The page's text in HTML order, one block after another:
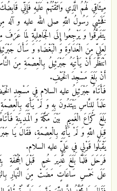
مِيثَاقِي لَهُمُ الَّذِي وَاثَقْتُهُمْ عَلَيْهِ فَإِنِّي
فَخَشِيَ رَسُولُ اللَّهِ صلى الله عليه و
يَتَفَرَّقُوا وَ يَرْجِعُوا إِلَى الْجَاهِلِيَّةِ لِمَا
لِعَلِيٍّ مِنَ الْعَدَاوَةِ وَ الْبَغْضَاءِ وَ سَأَلَ
انْتَظَرَ أَنْ يَأْتِيَهُ جَبْرَئِيلُ بِالْعِصْمَةِ مِنَ
أَنْ بَلَغَ مَسْجِدَ الْخَيْفِ‏.
فَأَتَاهُ جَبْرَئِيلُ عليه السلام فِي مَسْجِدِ
عَلَماً لِلنَّاسِ يَهْتَدُونَ بِهِ وَ لَمْ يَأْتِهِ
بَلَغَ كُرَاعَ الْغَمِيمِ‏ بَيْنَ مَكَّةَ وَ الْمَدِينَةِ
قِبَلِ اللَّهِ وَ لَمْ يَأْتِهِ بِالْعِصْمَةِ، فَقَالَ يَا
يَقْبَلُوا قَوْلِي فِي عَلِيٍّ عليه السلام.
فَرَحَلَ فَلَمَّا بَلَغَ غَدِيرَ خُمٍ‏ قَبْلَ الْجُحْفَةِ
عَلَى خَمْسِ سَاعَاتٍ مَضَتْ مِنَ النَّهَارِ